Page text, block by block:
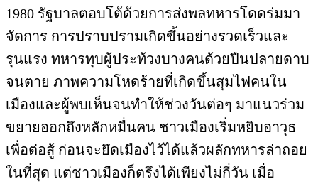
1980 รัฐบาลตอบโต้ด้วยการส่งพลทหารโดดร่มมา
จัดการ การปราบปรามเกิดขึ้นอย่างรวดเร็วและ
รุนแรง ทหารทุบผู้ประท้วงบางคนด้วยปืนปลายดาบ
จนตาย ภาพความโหดร้ายที่เกิดขึ้นสุมไฟคนใน
เมืองและผู้พบเห็นจนทำให้ช่วงวันต่อๆ มาแนวร่วม
ขยายออกถึงหลักหมื่นคน ชาวเมืองเริ่มหยิบอาวุธ
เพื่อต่อสู้ ก่อนจะยึดเมืองไว้ได้แล้วผลักทหารล่าถอย
ในที่สุด แต่ชาวเมืองก็ตรึงได้เพียงไม่กี่วัน เมื่อ